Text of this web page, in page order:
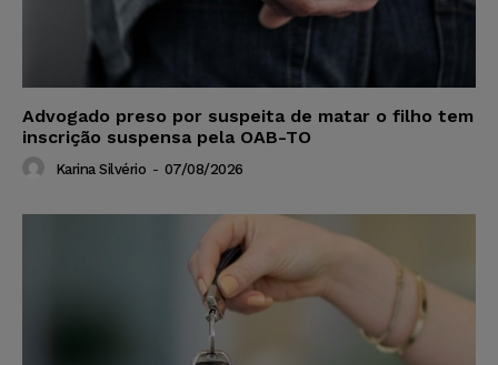
Advogado preso por suspeita de matar o filho tem
inscrição suspensa pela OAB-TO
Karina Silvério - 07/08/2026